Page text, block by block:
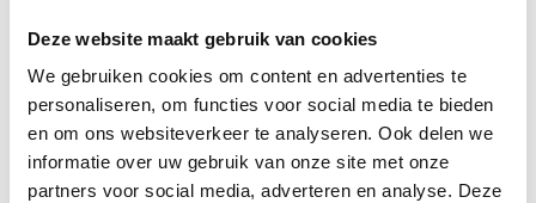
Deze website maakt gebruik van cookies
We gebruiken cookies om content en advertenties te
personaliseren, om functies voor social media te bieden
en om ons websiteverkeer te analyseren. Ook delen we
informatie over uw gebruik van onze site met onze
partners voor social media, adverteren en analyse. Deze
Apply filters
Producten getagd met
bokshandschoenen
kopen